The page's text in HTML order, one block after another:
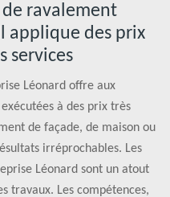
de ravalement
applique des prix
services
Léonard offre aux
à des prix très
de façade, de maison ou
irréprochables. Les
Léonard sont un atout
travaux. Les compétences,